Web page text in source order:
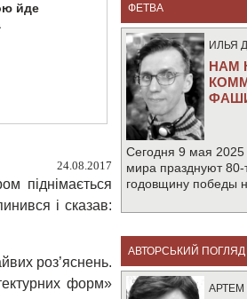
йде
24.08.2017
піднімається
і сказав:
роз’яснень.
форм»
ФЕТВА
ИЛЬЯ
НАМ
Сегодня 9 мая 2025
мира празднуют
годовщину победы
АВТОРСЬКИЙ ПОГЛЯД